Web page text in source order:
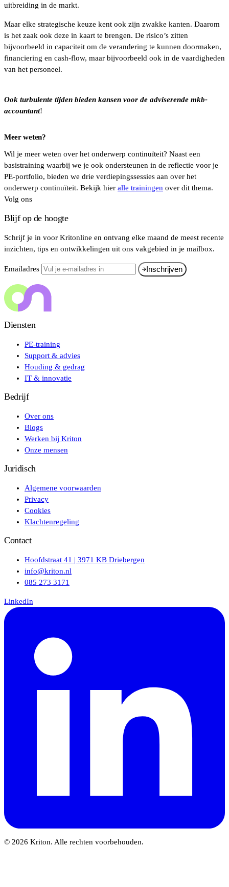
uitbreiding in de markt.
Maar elke strategische keuze kent ook zijn zwakke kanten. Daarom
is het zaak ook deze in kaart te brengen. De risico’s zitten
bijvoorbeeld in capaciteit om de verandering te kunnen doormaken,
financiering en cash-flow, maar bijvoorbeeld ook in de vaardigheden
van het personeel.
Ook turbulente tijden bieden kansen voor de adviserende mkb-
accountant!
Meer weten?
Wil je meer weten over het onderwerp continuïteit? Naast een
basistraining waarbij we je ook ondersteunen in de reflectie voor je
PE-portfolio, bieden we drie verdiepingssessies aan over het
onderwerp continuïteit. Bekijk hier alle trainingen over dit thema.
Volg ons
Blijf op de hoogte
Schrijf je in voor Kritonline en ontvang elke maand de meest recente
inzichten, tips en ontwikkelingen uit ons vakgebied in je mailbox.
Emailadres Inschrijven
Diensten
PE-training
Support & advies
Houding & gedrag
IT & innovatie
Bedrijf
Over ons
Blogs
Werken bij Kriton
Onze mensen
Juridisch
Algemene voorwaarden
Privacy
Cookies
Klachtenregeling
Contact
Hoofdstraat 41 | 3971 KB Driebergen
info@kriton.nl
085 273 3171
LinkedIn
© 2026 Kriton. Alle rechten voorbehouden.